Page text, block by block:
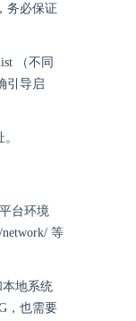
务必保证
（不同
引导启
台环境
network/ 等
地系统
，也需要